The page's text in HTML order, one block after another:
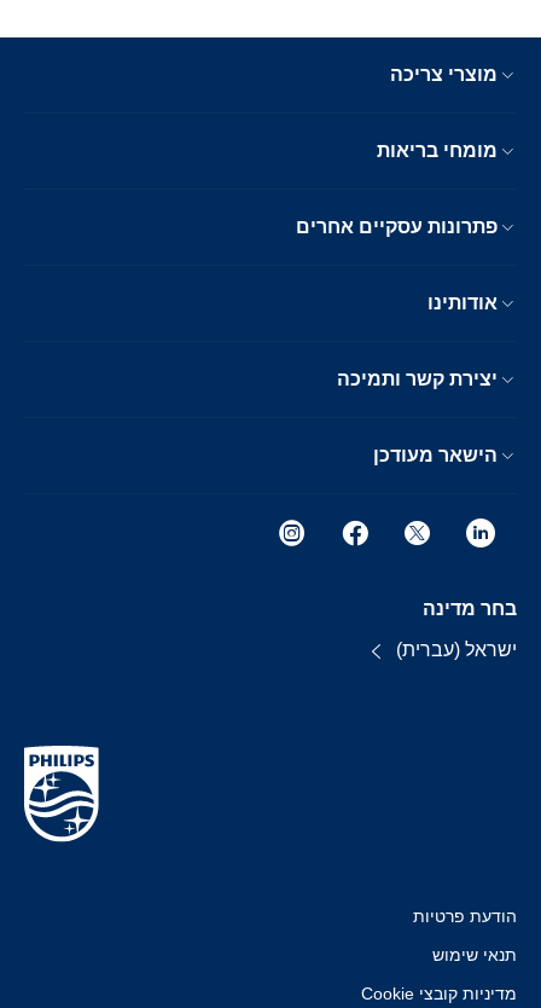
מוצרי צריכה
מומחי בריאות
פתרונות עסקיים אחרים
אודותינו
יצירת קשר ותמיכה
הישאר מעודכן
בחר מדינה
ישראל (עברית)
הודעת פרטיות
תנאי שימוש
מדיניות קובצי Cookie